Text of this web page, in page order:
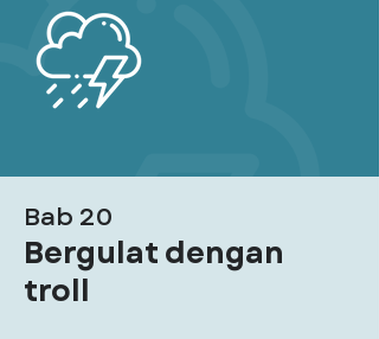
Bab 20
Bergulat dengan
troll